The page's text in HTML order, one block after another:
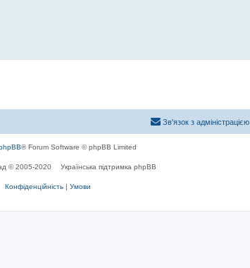
Зв'язок з адміністрацією
® Forum Software © phpBB Limited
© 2005-2020 Українська підтримка phpBB
Конфіденційність | Умови